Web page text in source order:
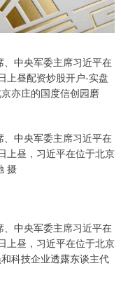
中央军委主席习近平在
上昼配资炒股开户-实盘
亦庄的国度信创园磨
中央军委主席习近平在
上昼，习近平在位于北京
摄
中央军委主席习近平在
上昼，习近平在位于北京
科技企业透露东谈主代